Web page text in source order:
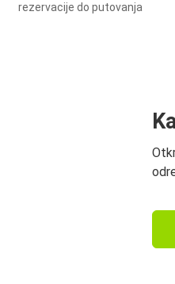
rezervacije do putovanja